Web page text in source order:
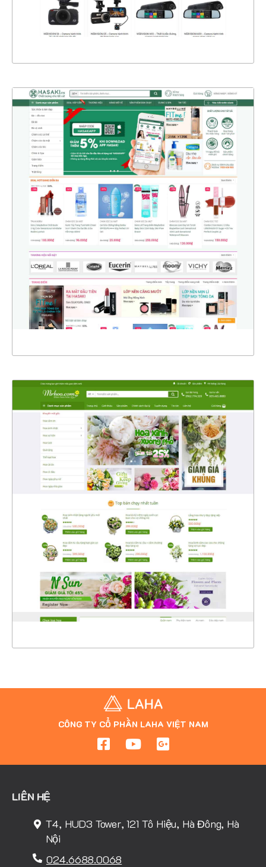
XEM THỰC TẾ
4365
CHI TIẾT
XEM THỰC TẾ
4368
CHI TIẾT
XEM THỰC TẾ
CÔNG TY CỔ PHẦN LAHA VIỆT NAM
LIÊN HỆ
T4, HUD3 Tower, 121 Tô Hiệu, Hà Đông, Hà
Nội
024.6688.0068